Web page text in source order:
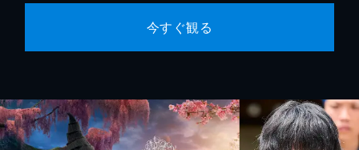
今すぐ観る